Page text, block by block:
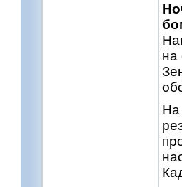
на
На